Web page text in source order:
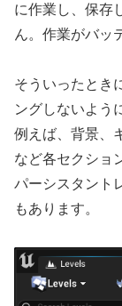
に作業し、保存
ん。作業がバッ
そういったとき
ングしないよう
例えば、背景、
など各セクショ
パーシスタント
もあります。